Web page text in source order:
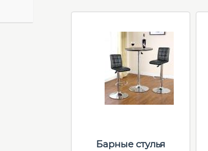
Барные стулья